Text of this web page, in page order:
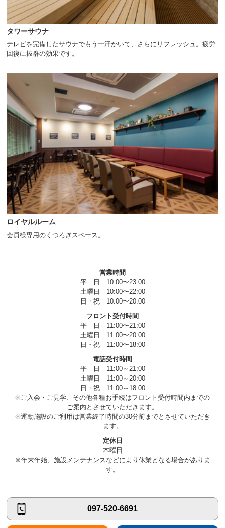
タワーサウナ
テレビを完備したサウナでもう一汗かいて、さらにリフレッシュ。疲労
回復に抜群の効果です。
ロイヤルルーム
会員様専用のくつろぎスペース。
営業時間
平 日 10:00〜23:00
土曜日 10:00〜22:00
日・祝 10:00〜20:00
フロント受付時間
平 日 11:00〜21:00
土曜日 11:00〜20:00
日・祝 11:00〜18:00
電話受付時間
平 日 11:00～21:00
土曜日 11:00～20:00
日・祝 11:00～18:00
※ご入会・ご見学、その他各種お手続はフロント受付時間内までの
ご案内とさせていただきます。
※運動施設のご利用は営業終了時間の30分前までとさせていただき
ます。
定休日
木曜日
※年末年始、施設メンテナンスなどにより休業となる場合がありま
す。
097-520-6691